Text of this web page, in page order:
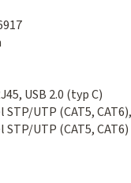
USB 2.0 (typ C)
STP/UTP (CAT5,
UTP (CAT5, CAT6)